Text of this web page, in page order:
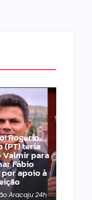
Rogério
(PT) teria
para
Fábio
apoio à
Aracaju 24h